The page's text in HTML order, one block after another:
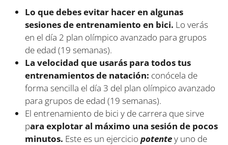
Lo que debes evitar hacer en algunas
sesiones de entrenamiento en bici. Lo verás
en el día 2 plan olímpico avanzado para grupos
de edad (19 semanas).
La velocidad que usarás para todos tus
entrenamientos de natación: conócela de
forma sencilla el día 3 del plan olímpico avanzado
para grupos de edad (19 semanas).
El entrenamiento de bici y de carrera que sirve
para explotar al máximo una sesión de pocos
minutos. Este es un ejerciciopotentey uno de